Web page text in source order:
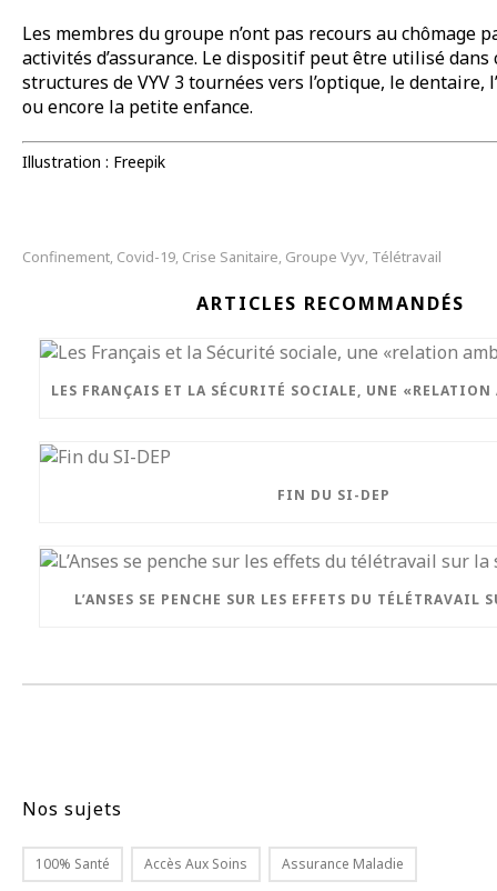
Les membres du groupe n’ont pas recours au chômage
activités d’assurance. Le dispositif peut être utilisé dans
structures de VYV 3 tournées vers l’optique, le dentaire,
ou encore la petite enfance.
Illustration : Freepik
Confinement, Covid-19, Crise Sanitaire, Groupe Vyv, Télétravail
ARTICLES RECOMMANDÉS
LES FRANÇAIS ET LA SÉCURITÉ SOCIALE, UNE
FIN DU SI-DEP
L’ANSES SE PENCHE SUR LES EFFETS DU TÉLÉTRAVAIL
Nos sujets
100% Santé Accès Aux Soins Assurance Maladie